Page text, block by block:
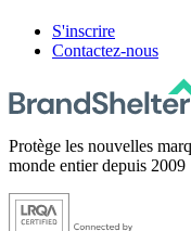
S'inscrire
Contactez-nous
Protège les nouvelles
monde entier depuis 2009